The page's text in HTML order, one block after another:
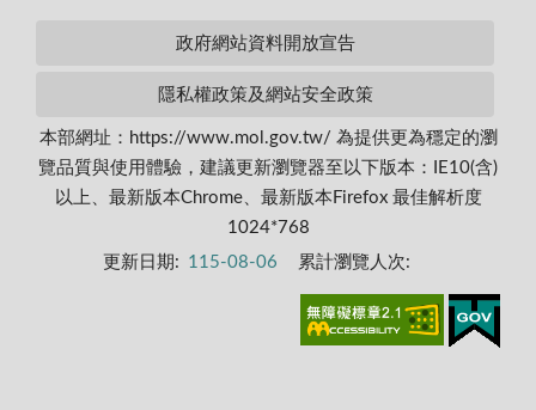
政府網站資料開放宣告
隱私權政策及網站安全政策
本部網址：https://www.mol.gov.tw/ 為提供更為穩定的瀏
覽品質與使用體驗，建議更新瀏覽器至以下版本：IE10(含)
以上、最新版本Chrome、最新版本Firefox 最佳解析度
1024*768
更新日期: 115-08-06 累計瀏覽人次: